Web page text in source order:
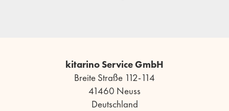
kitarino Service GmbH
Breite Straße 112-114
41460 Neuss
Deutschland